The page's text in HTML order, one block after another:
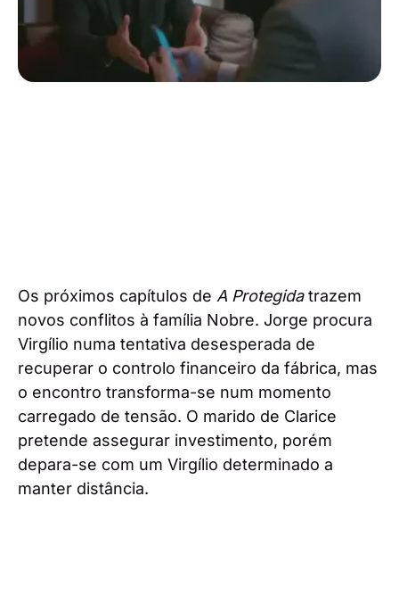
Os próximos capítulos de A Protegidatrazem
novos conflitos à família Nobre. Jorge procura
Virgílio numa tentativa desesperada de
recuperar o controlo financeiro da fábrica, mas
o encontro transforma-se num momento
carregado de tensão. O marido de Clarice
pretende assegurar investimento, porém
depara-se com um Virgílio determinado a
manter distância.